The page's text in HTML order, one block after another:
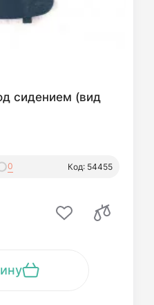
сидением (вид
0 Код: 54455